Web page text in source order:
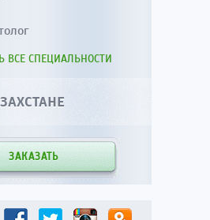
ВСЕ СПЕЦИАЛЬНОСТИ
ЗАКАЗАТЬ